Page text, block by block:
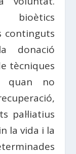
bioètics
continguts
donació
tècniques
quan no
pal·liatius
la vida i la